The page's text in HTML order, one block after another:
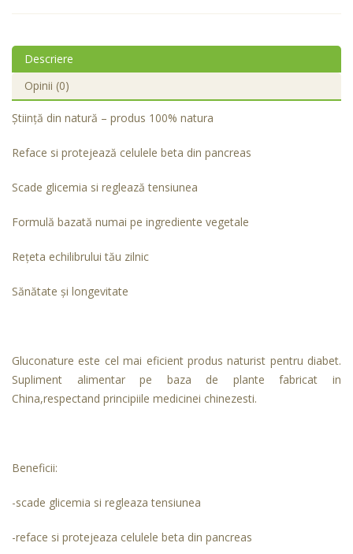
Descriere
Opinii (0)
Ştiinţă din natură – produs 100% natura
Reface si protejează celulele beta din pancreas
Scade glicemia si reglează tensiunea
Formulă bazată numai pe ingrediente vegetale
Reţeta echilibrului tău zilnic
Sănătate şi longevitate
Gluconature este cel mai eficient produs naturist pentru diabet.
Supliment alimentar pe baza de plante fabricat in
China,respectand principiile medicinei chinezesti.
Beneficii:
-scade glicemia si regleaza tensiunea
-reface si protejeaza celulele beta din pancreas